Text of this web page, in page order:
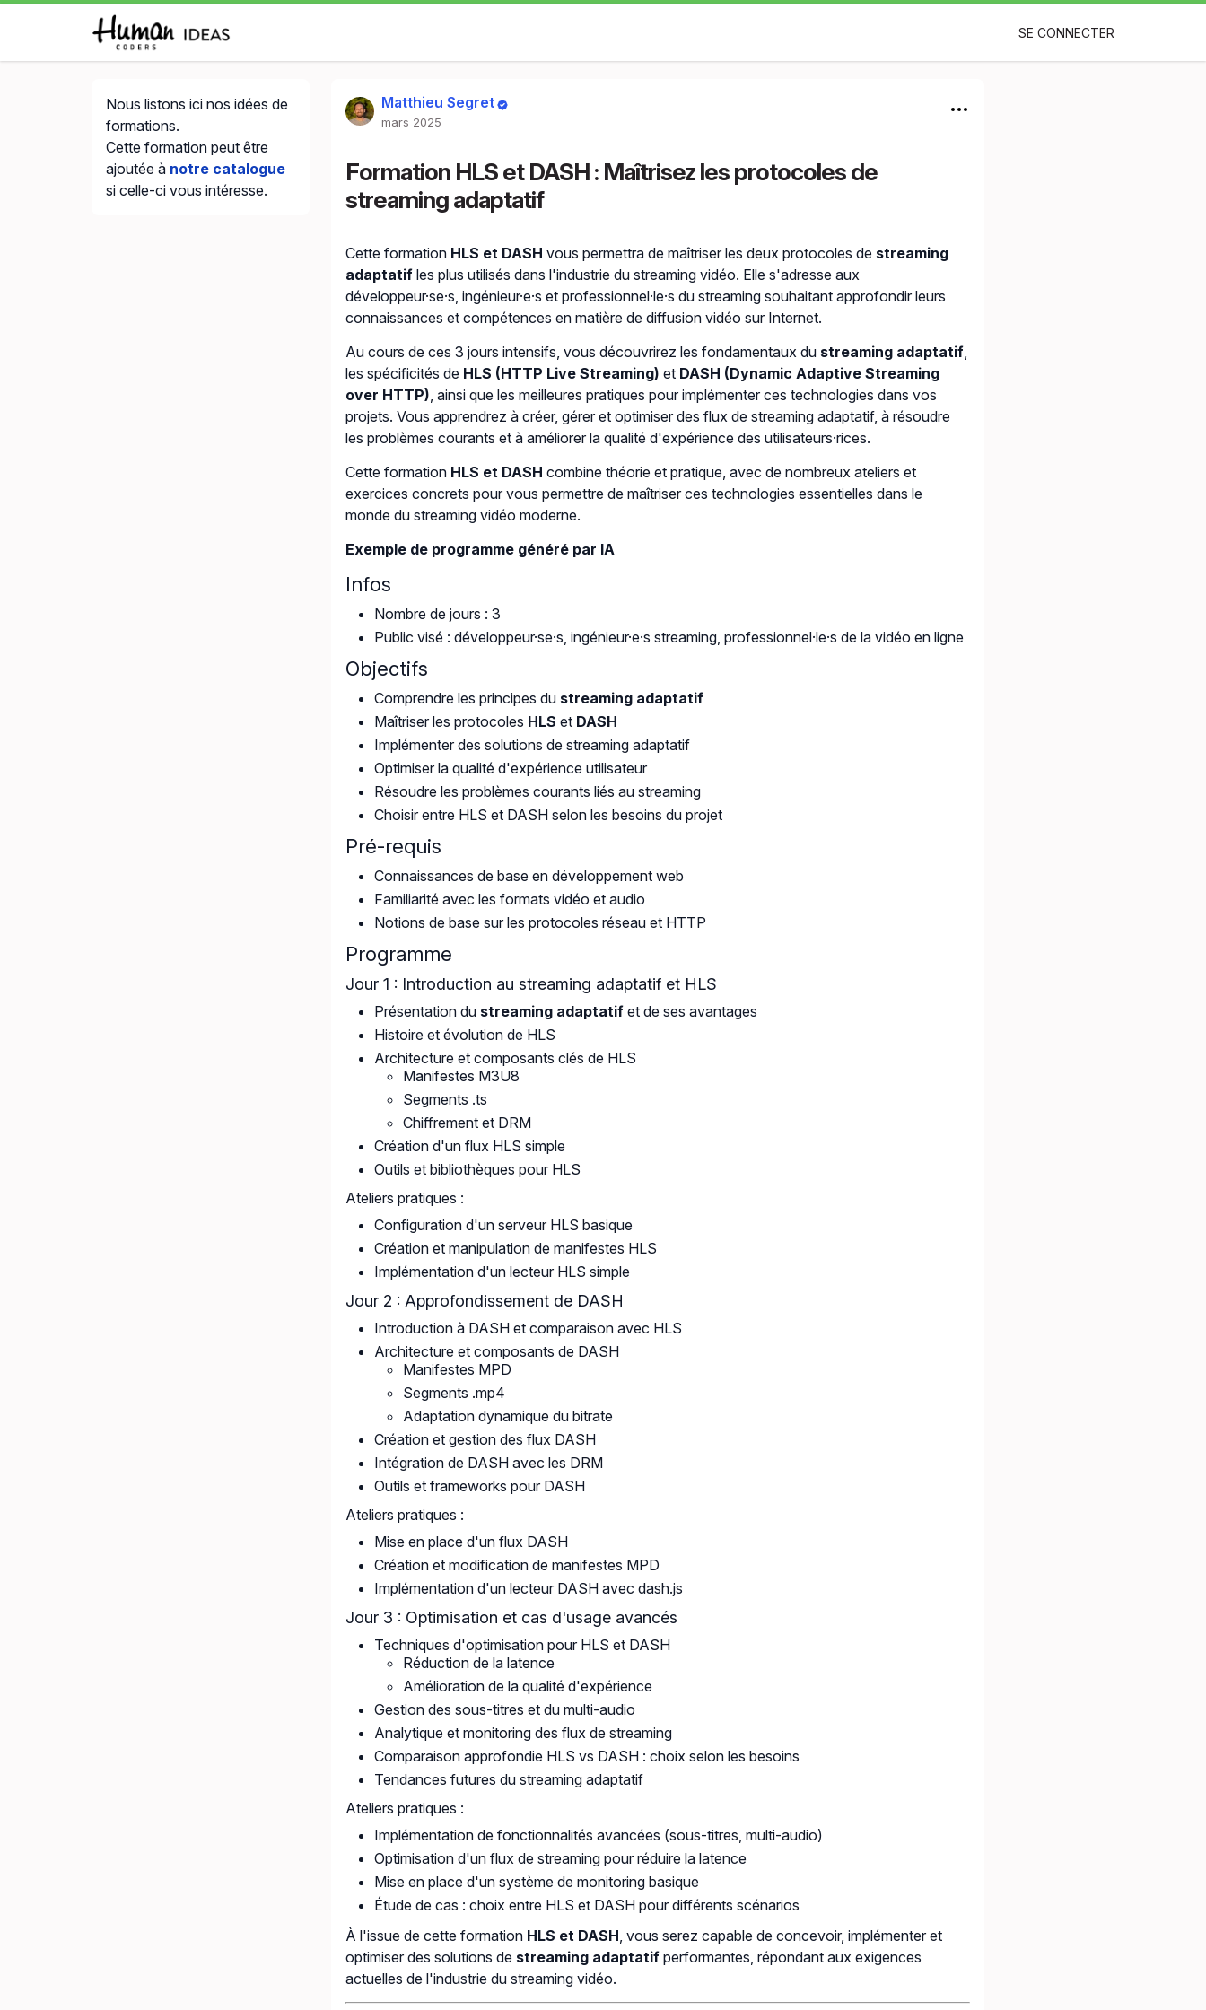
SE CONNECTER
Matthieu Segret
mars 2025
Formation HLS et DASH : Maîtrisez les protocoles de
streaming adaptatif
Cette formation HLS et DASH vous permettra de maîtriser les deux protocoles de streaming
adaptatifles plus utilisés dans l'industrie du streaming vidéo. Elle s'adresse aux
développeur·se·s, ingénieur·e·s et professionnel·le·s du streaming souhaitant approfondir leurs
connaissances et compétences en matière de diffusion vidéo sur Internet.
Au cours de ces 3 jours intensifs, vous découvrirez les fondamentaux du streaming adaptatif,
les spécificités de HLS (HTTP Live Streaming) et DASH (Dynamic Adaptive Streaming
over HTTP), ainsi que les meilleures pratiques pour implémenter ces technologies dans vos
projets. Vous apprendrez à créer, gérer et optimiser des flux de streaming adaptatif, à résoudre
les problèmes courants et à améliorer la qualité d'expérience des utilisateurs·rices.
Cette formation HLS et DASH combine théorie et pratique, avec de nombreux ateliers et
exercices concrets pour vous permettre de maîtriser ces technologies essentielles dans le
monde du streaming vidéo moderne.
Exemple de programme généré par IA
Infos
Nombre de jours : 3
Public visé : développeur·se·s, ingénieur·e·s streaming, professionnel·le·s de la vidéo en ligne
Objectifs
Comprendre les principes du streaming adaptatif
Maîtriser les protocoles HLS et DASH
Implémenter des solutions de streaming adaptatif
Optimiser la qualité d'expérience utilisateur
Résoudre les problèmes courants liés au streaming
Choisir entre HLS et DASH selon les besoins du projet
Pré-requis
Connaissances de base en développement web
Familiarité avec les formats vidéo et audio
Notions de base sur les protocoles réseau et HTTP
Programme
Jour 1 : Introduction au streaming adaptatif et HLS
Présentation du streaming adaptatifet de ses avantages
Histoire et évolution de HLS
Architecture et composants clés de HLS
Manifestes M3U8
Segments .ts
Chiffrement et DRM
Création d'un flux HLS simple
Outils et bibliothèques pour HLS
Ateliers pratiques :
Configuration d'un serveur HLS basique
Création et manipulation de manifestes HLS
Implémentation d'un lecteur HLS simple
Jour 2 : Approfondissement de DASH
Introduction à DASH et comparaison avec HLS
Architecture et composants de DASH
Manifestes MPD
Segments .mp4
Adaptation dynamique du bitrate
Création et gestion des flux DASH
Intégration de DASH avec les DRM
Outils et frameworks pour DASH
Ateliers pratiques :
Mise en place d'un flux DASH
Création et modification de manifestes MPD
Implémentation d'un lecteur DASH avec dash.js
Jour 3 : Optimisation et cas d'usage avancés
Techniques d'optimisation pour HLS et DASH
Réduction de la latence
Amélioration de la qualité d'expérience
Gestion des sous-titres et du multi-audio
Analytique et monitoring des flux de streaming
Comparaison approfondie HLS vs DASH : choix selon les besoins
Tendances futures du streaming adaptatif
Ateliers pratiques :
Implémentation de fonctionnalités avancées (sous-titres, multi-audio)
Optimisation d'un flux de streaming pour réduire la latence
Mise en place d'un système de monitoring basique
Étude de cas : choix entre HLS et DASH pour différents scénarios
À l'issue de cette formation HLS et DASH, vous serez capable de concevoir, implémenter et
optimiser des solutions de streaming adaptatifperformantes, répondant aux exigences
actuelles de l'industrie du streaming vidéo.
Nous listons ici nos idées de
formations.
Cette formation peut être
ajoutée à notre catalogue
si celle-ci vous intéresse.